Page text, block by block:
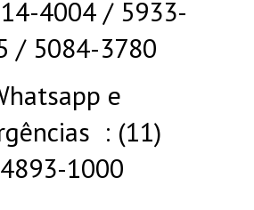
4004 / 5933-
/ 5084-3780
e
: (11)
1000